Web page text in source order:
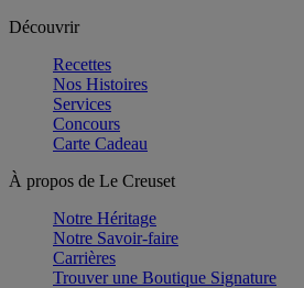
Découvrir
Recettes
Nos Histoires
Services
Concours
Carte Cadeau
À propos de Le Creuset
Notre Héritage
Notre Savoir-faire
Carrières
Trouver une Boutique Signature